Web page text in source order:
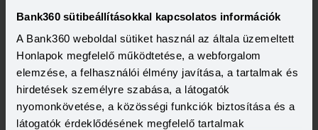
Bank360 sütibeállításokkal kapcsolatos információk
A Bank360 weboldal sütiket használ az általa üzemeltett
Honlapok megfelelő működtetése, a webforgalom
elemzése, a felhasználói élmény javítása, a tartalmak és
hirdetések személyre szabása, a látogatók
nyomonkövetése, a közösségi funkciók biztosítása és a
látogatók érdeklődésének megfelelő tartalmak